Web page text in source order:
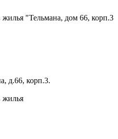
жилья "Тельмана, дом 66, корп.3
д.66, корп.3.
жилья